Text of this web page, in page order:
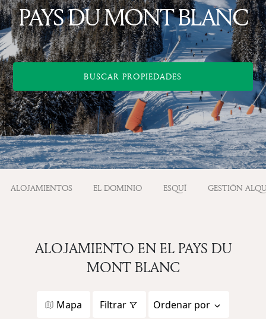
PAYS DU MONT BLANC
BUSCAR PROPIEDADES
ALOJAMIENTOS EL DOMINIO ESQUÍ GESTIÓN
ALOJAMIENTO EN EL PAYS DU
MONT BLANC
Mapa Filtrar Ordenar por